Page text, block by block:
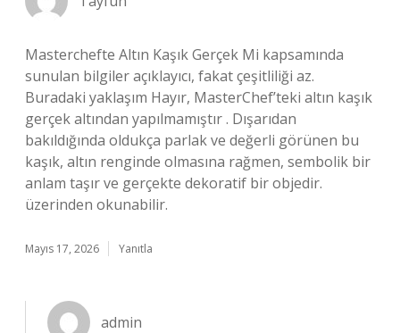
Masterchefte Altın Kaşık Gerçek Mi kapsamında
sunulan bilgiler açıklayıcı, fakat çeşitliliği az.
Buradaki yaklaşım Hayır, MasterChef’teki altın kaşık
gerçek altından yapılmamıştır . Dışarıdan
bakıldığında oldukça parlak ve değerli görünen bu
kaşık, altın renginde olmasına rağmen, sembolik bir
anlam taşır ve gerçekte dekoratif bir objedir.
üzerinden okunabilir.
Mayıs 17, 2026 Yanıtla
admin